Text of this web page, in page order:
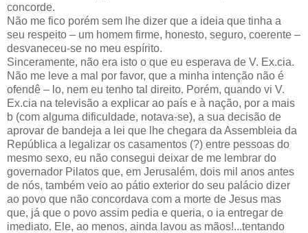
concorde.
Não me fico porém sem lhe dizer que a ideia que tinha a
seu respeito – um homem firme, honesto, seguro, coerente –
desvaneceu-se no meu espírito.
Sinceramente, não era isto o que eu esperava de V. Ex.cia.
Não me leve a mal por favor, que a minha intenção não é
ofendê – lo, nem eu tenho tal direito. Porém, quando vi V.
Ex.cia na televisão a explicar ao país e à nação, por a mais
b (com alguma dificuldade, notava-se), a sua decisão de
aprovar de bandeja a lei que lhe chegara da Assembleia da
República a legalizar os casamentos (?) entre pessoas do
mesmo sexo, eu não consegui deixar de me lembrar do
governador Pilatos que, em Jerusalém, dois mil anos antes
de nós, também veio ao pátio exterior do seu palácio dizer
ao povo que não concordava com a morte de Jesus mas
que, já que o povo assim pedia e queria, o ia entregar de
imediato. Ele, ao menos, ainda lavou as mãos!...tentando